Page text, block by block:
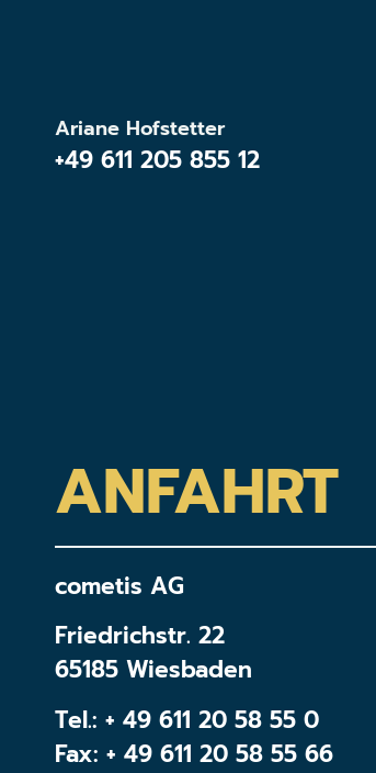
Ariane Hofstetter
+49 611 205 855 12
ANFAHRT
cometis AG
Friedrichstr. 22
65185 Wiesbaden
Tel.: + 49 611 20 58 55 0
Fax: + 49 611 20 58 55 66